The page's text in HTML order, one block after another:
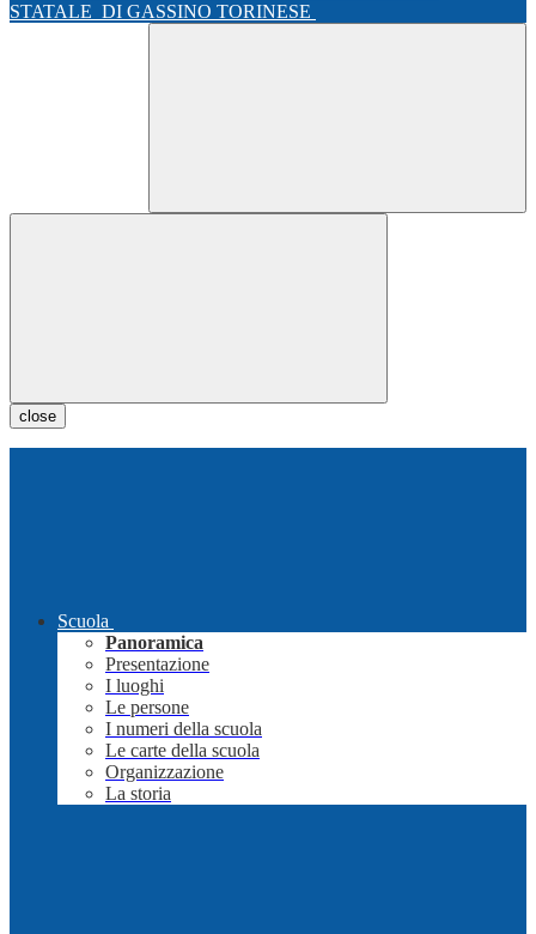
STATALE DI GASSINO TORINESE
close
Scuola
Panoramica
Presentazione
I luoghi
Le persone
I numeri della scuola
Le carte della scuola
Organizzazione
La storia